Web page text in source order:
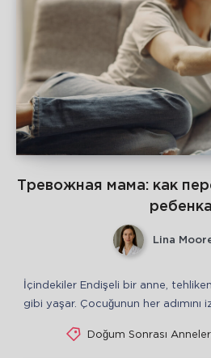
Тревожная мама: как
ребенка
Lina
İçindekiler Endişeli bir anne,
gibi yaşar. Çocuğunun her adımını
Doğum Sonrası